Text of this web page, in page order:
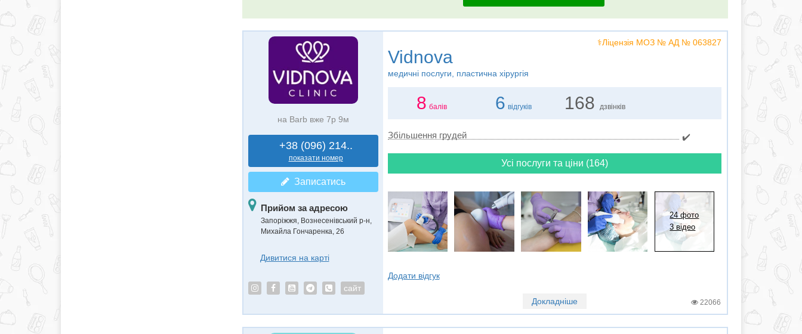
на Barb вже 7р 9м
+38 (096) 214..
показати номер
Записатись
Прийом за адресою
Запоріжжя, Вознесенівський р-н,
Михайла Гончаренка, 26
Дивитися на карті
сайт
⚕️Ліцензія МОЗ № АД № 063827
Vidnova
медичні послуги, пластична хірургія
8 балів 6 відгуків 168 дзвінків
Збільшення грудей ✔️
Усі послуги та ціни (164)
24 фото
3 відео
Додати відгук
Докладніше 22066